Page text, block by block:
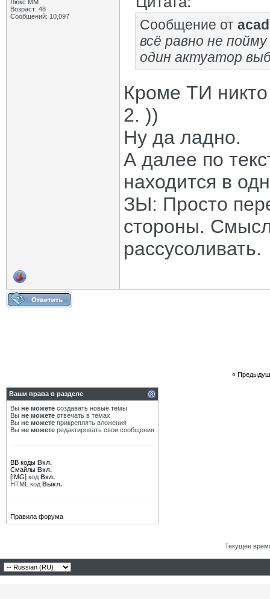
Люкс ММ
Возраст: 48
Сообщений: 10,097
Сообщение от
всё равно не
один актуатор
Кроме ТИ никто
2. ))
Ну да ладно.
А далее по
находится в
ЗЫ: Просто
стороны.
рассусоливать.
«
Ваши права в разделе
Вы не можете создавать новые темы
Вы не можете отвечать в темах
Вы не можете прикреплять вложения
Вы не можете редактировать свои сообщения
BB коды Вкл.
Смайлы Вкл.
[IMG] код Вкл.
HTML код Выкл.
Правила форума
Текущее